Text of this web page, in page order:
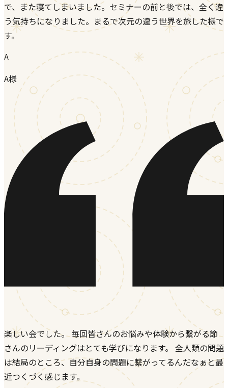
で、また寝てしまいました。セミナーの前と後では、全く違
う気持ちになりました。まるで次元の違う世界を旅した様で
す。
A
A様
楽しい会でした。 毎回皆さんのお悩みや体験から繋がる節
さんのリーディングはとても学びになります。 全人類の問題
は結局のところ、自分自身の問題に繋がってるんだなぁと最
近つくづく感じます。